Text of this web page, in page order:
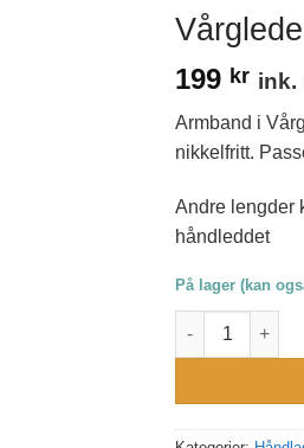
199 kr ink.
Armband i
nikkelfritt.
Andre lengder
håndleddet
På lager (kan
Vårglede